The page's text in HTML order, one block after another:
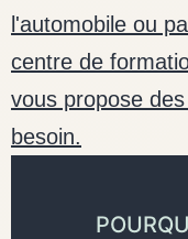
l'automobile ou
centre de
vous propose
besoin.